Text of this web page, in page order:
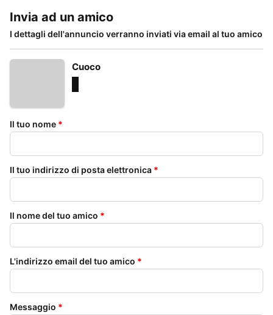
Invia ad un amico
I dettagli dell'annuncio verranno inviati via email al tuo amico
Cuoco
Il tuo nome *
Il tuo indirizzo di posta elettronica *
Il nome del tuo amico *
L'indirizzo email del tuo amico *
Messaggio *